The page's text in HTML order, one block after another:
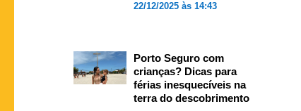
22/12/2025 às 14:43
Porto Seguro com
crianças? Dicas para
férias inesquecíveis na
terra do descobrimento